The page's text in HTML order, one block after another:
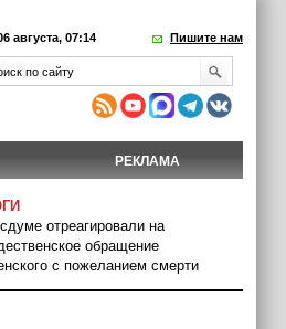
августа, 07:14 Пишите нам
РЕКЛАМА
отреагировали на
обращение
с пожеланием смерти